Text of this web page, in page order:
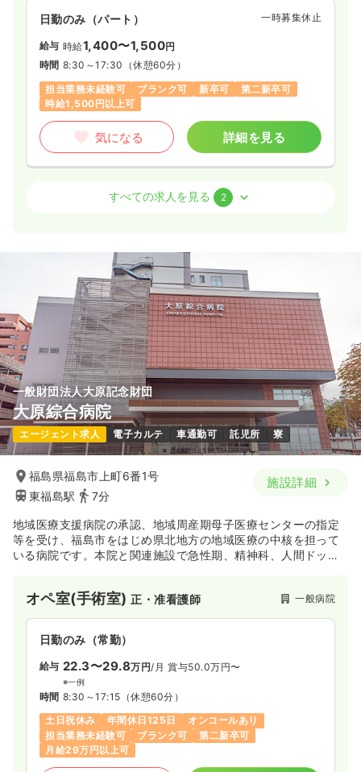
日勤のみ（パート） 一時募集休止
給与 時給1,400〜1,500円
時間 8:30～17:30 （休憩60分）
担当業務未経験可
ブランク可 新卒可
第二新卒可
時給1,500円以上可
気になる 詳細を見る
介護・福祉系正看護師
1,400〜1,500
8:30～17:30（休憩60分）
時給1,500円以上可
気になる 詳細を見る
外来正・准看護師 精神科病院
日勤のみ（パート） 一時募集休止
給与 時給1,400〜1,500円
時間 9:00～12:00
時給1,500円以上可
気になる 詳細を見る
すべての求人を見る 2
一般財団法人大原記念財団
大原綜合病院
エージェント求人 電子カルテ 車通勤可 託児所 寮
福島県福島市上町6番1号
東福島駅
7分
施設詳細
地域医療支援病院の承認、地域周産期母子医療センターの指定
等を受け、福島市をはじめ県北地方の地域医療の中核を担って
いる病院です。本院と関連施設で急性期、精神科、人間ドッ
オペ室(手術室)正・准看護師 一般病院
日勤のみ（常勤）
給与 22.3〜29.8万円/月 賞与50.0万円〜
※一例
時間 8:30～17:15 （休憩60分）
土日祝休み
年間休日125日
オンコールあり
担当業務未経験可
ブランク可
第二新卒可
月給29万円以上可